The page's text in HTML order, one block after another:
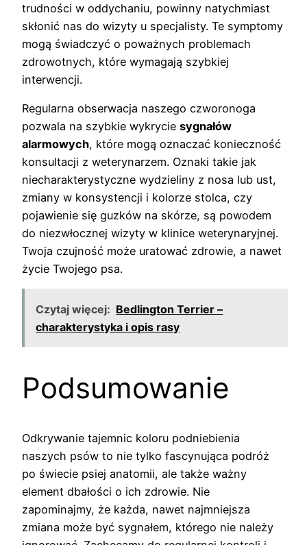
trudności w oddychaniu, powinny natychmiast
skłonić nas do wizyty u specjalisty. Te symptomy
mogą świadczyć o poważnych problemach
zdrowotnych, które wymagają szybkiej
interwencji.
Regularna obserwacja naszego czworonoga
pozwala na szybkie wykrycie sygnałów
alarmowych, które mogą oznaczać konieczność
konsultacji z weterynarzem. Oznaki takie jak
niecharakterystyczne wydzieliny z nosa lub ust,
zmiany w konsystencji i kolorze stolca, czy
pojawienie się guzków na skórze, są powodem
do niezwłocznej wizyty w klinice weterynaryjnej.
Twoja czujność może uratować zdrowie, a nawet
życie Twojego psa.
Czytaj więcej: Bedlington Terrier –
charakterystyka i opis rasy
Podsumowanie
Odkrywanie tajemnic koloru podniebienia
naszych psów to nie tylko fascynująca podróż
po świecie psiej anatomii, ale także ważny
element dbałości o ich zdrowie. Nie
zapominajmy, że każda, nawet najmniejsza
zmiana może być sygnałem, którego nie należy